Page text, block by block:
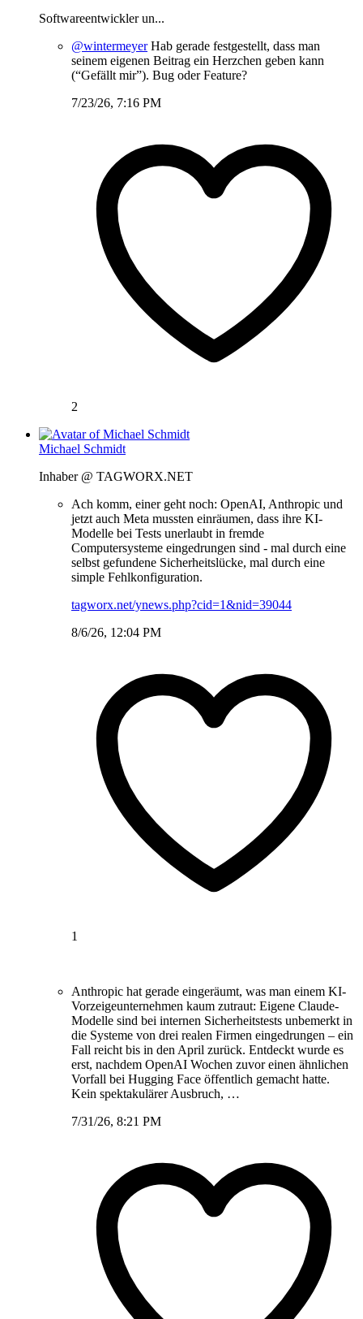
Softwareentwickler un...
@wintermeyerHab gerade festgestellt, dass man
seinem eigenen Beitrag ein Herzchen geben kann
(“Gefällt mir”). Bug oder Feature?
7/23/26, 7:16 PM
2
Michael Schmidt
Inhaber @ TAGWORX.NET
Ach komm, einer geht noch: OpenAI, Anthropic und
jetzt auch Meta mussten einräumen, dass ihre KI-
Modelle bei Tests unerlaubt in fremde
Computersysteme eingedrungen sind - mal durch eine
selbst gefundene Sicherheitslücke, mal durch eine
simple Fehlkonfiguration.
tagworx.net/ynews.php?cid=1&nid=39044
8/6/26, 12:04 PM
1
Anthropic hat gerade eingeräumt, was man einem KI-
Vorzeigeunternehmen kaum zutraut: Eigene Claude-
Modelle sind bei internen Sicherheitstests unbemerkt in
die Systeme von drei realen Firmen eingedrungen – ein
Fall reicht bis in den April zurück. Entdeckt wurde es
erst, nachdem OpenAI Wochen zuvor einen ähnlichen
Vorfall bei Hugging Face öffentlich gemacht hatte.
Kein spektakulärer Ausbruch, …
7/31/26, 8:21 PM